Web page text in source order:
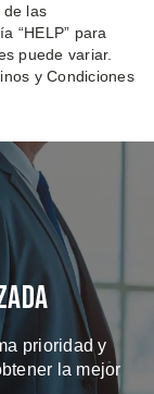
de las
“HELP” para
puede variar.
y Condiciones
prioridad y
la mejor